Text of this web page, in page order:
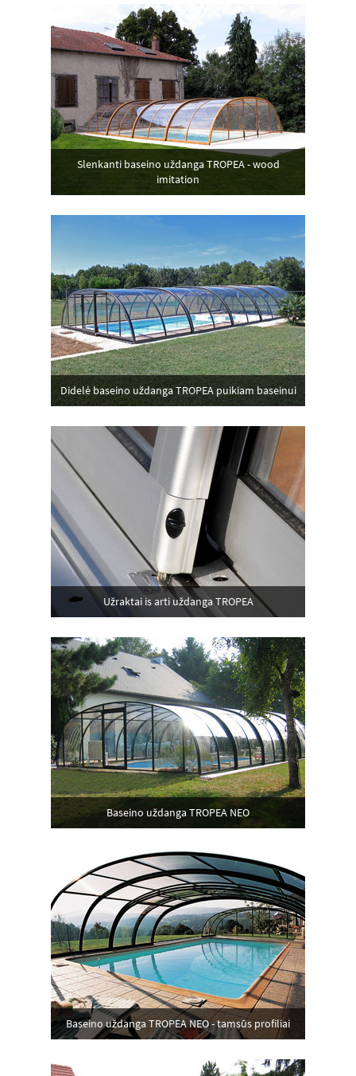
Slenkanti baseino uždanga TROPEA - wood
imitation
Didelė baseino uždanga TROPEA puikiam baseinui
Užraktai is arti uždanga TROPEA
Baseino uždanga TROPEA NEO
Baseino uždanga TROPEA NEO - tamsūs profiliai